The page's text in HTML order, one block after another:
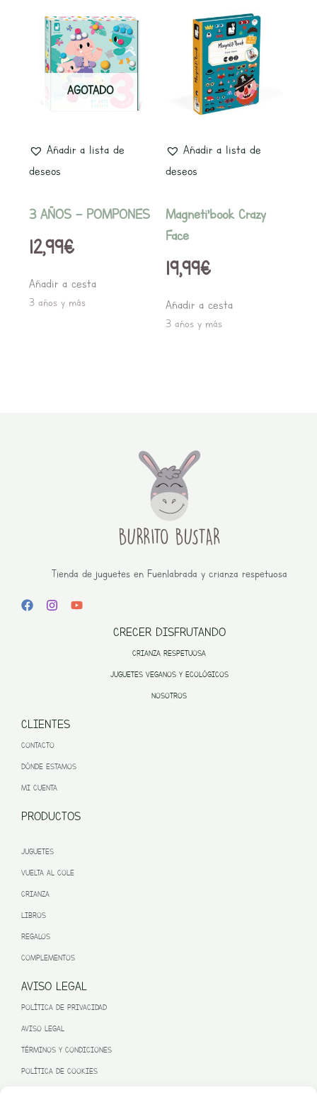
AGOTADO
Añadir a lista de
deseos
3 AÑOS – POMPONES
12,99€
Añadir a cesta
3 años y más
Añadir a lista de
deseos
Magneti’book Crazy
Face
19,99€
Añadir a cesta
3 años y más
Tienda de juguetes en Fuenlabrada y crianza respetuosa
CRECER DISFRUTANDO
CRIANZA RESPETUOSA
JUGUETES VEGANOS Y ECOLÓGICOS
NOSOTROS
CLIENTES
CONTACTO
DÓNDE ESTAMOS
MI CUENTA
PRODUCTOS
JUGUETES
VUELTA AL COLE
CRIANZA
LIBROS
REGALOS
COMPLEMENTOS
AVISO LEGAL
POLÍTICA DE PRIVACIDAD
AVISO LEGAL
TÉRMINOS Y CONDICIONES
POLÍTICA DE COOKIES